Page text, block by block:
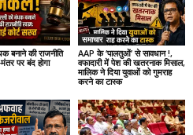
बनाने की राजनीति
पर बंद होगा
समाचार
AAP के ‘पालतुओं’ से सावधान !,
वफादारी में पेश की खतरनाक मिसाल,
मालिक ने दिया युवाओं को गुमराह
करने का टास्क